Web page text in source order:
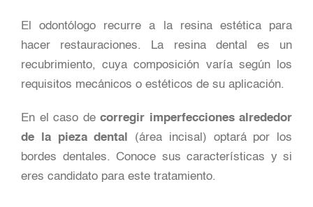
El odontólogo recurre a la resina estética para
hacer restauraciones. La resina dental es un
recubrimiento, cuya composición varía según los
requisitos mecánicos o estéticos de su aplicación.
En el caso de corregir imperfecciones alrededor
de la pieza dental
(área incisal) optará por los
bordes dentales. Conoce sus características y si
eres candidato para este tratamiento.